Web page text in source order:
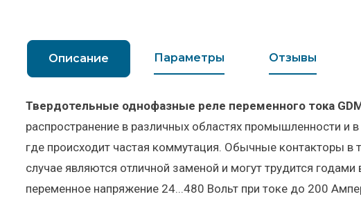
Описание Параметры Отзывы
Твердотельные однофазные реле переменного тока
распространение в различных областях промышленности и
где происходит частая коммутация. Обычные контакторы
случае являются отличной заменой и могут трудится
переменное напряжение 24...480 Вольт при токе до 200